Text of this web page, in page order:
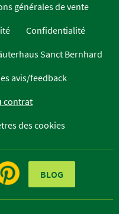
générales de vente
Confidentialité
Sanct Bernhard
avis/feedback
contrat
des cookies
BLOG